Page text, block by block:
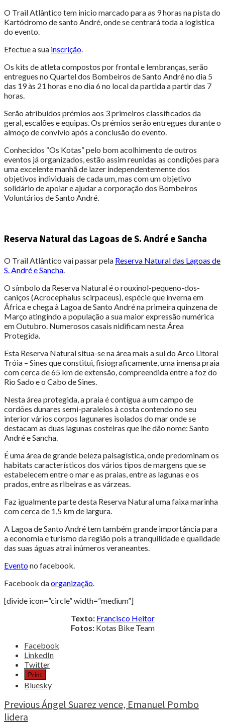
O Trail Atlântico tem inicio marcado para as 9 horas na pista do
Kartódromo de santo André, onde se centrará toda a logistica
do evento.
Efectue a sua inscrição.
Os kits de atleta compostos por frontal e lembranças, serão
entregues no Quartel dos Bombeiros de Santo André no dia 5
das 19 às 21 horas e no dia 6 no local da partida a partir das 7
horas.
Serão atribuídos prémios aos 3 primeiros classificados da
geral, escalões e equipas. Os prémios serão entregues durante o
almoço de convívio após a conclusão do evento.
Conhecidos “Os Kotas” pelo bom acolhimento de outros
eventos já organizados, estão assim reunidas as condições para
uma excelente manhã de lazer independentemente dos
objetivos individuais de cada um, mas com um objetivo
solidário de apoiar e ajudar a corporação dos Bombeiros
Voluntários de Santo André.
Reserva Natural das Lagoas de S. André e Sancha
O Trail Atlântico vai passar pela Reserva Natural das Lagoas de
S. André e Sancha
O símbolo da Reserva Natural é o rouxinol-pequeno-dos-
caniços (Acrocephalus scirpaceus), espécie que inverna em
África e chega à Lagoa de Santo André na primeira quinzena de
Março atingindo a população a sua maior expressão numérica
em Outubro. Numerosos casais nidificam nesta Área
Protegida.
Esta Reserva Natural situa-se na área mais a sul do Arco Litoral
Tróia – Sines que constitui, fisiograficamente, uma imensa praia
com cerca de 65 km de extensão, compreendida entre a foz do
Rio Sado e o Cabo de Sines.
Nesta área protegida, a praia é contígua a um campo de
cordões dunares semi-paralelos à costa contendo no seu
interior vários corpos lagunares isolados do mar onde se
destacam as duas lagunas costeiras que lhe dão nome: Santo
André e Sancha.
É uma área de grande beleza paisagística, onde predominam os
habitats característicos dos vários tipos de margens que se
estabelecem entre o mar e as praias, entre as lagunas e os
prados, entre as ribeiras e as várzeas.
Faz igualmente parte desta Reserva Natural uma faixa marinha
com cerca de 1,5 km de largura.
A Lagoa de Santo André tem também grande importância para
a economia e turismo da região pois a tranquilidade e qualidade
das suas águas atrai inúmeros veraneantes.
Eventono facebook.
Facebook daorganização
[divide icon=”circle” width=”medium”]
Texto: Francisco Heitor
Fotos:Kotas Bike Team
Share
post
"Correr
Reserva
Natural
desfrutando
do
Facebook
LinkedIn
Twitter
Print
Bluesky
Continue
PreviousÁngel Suarez vence, Emanuel Pombo
lidera